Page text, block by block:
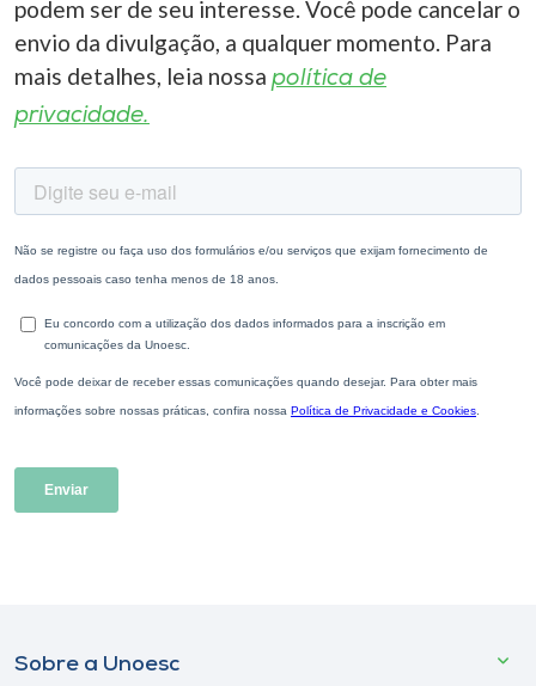
podem ser de seu interesse. Você pode cancelar o
envio da divulgação, a qualquer momento. Para
mais detalhes, leia nossa política de
privacidade.
Sobre a Unoesc